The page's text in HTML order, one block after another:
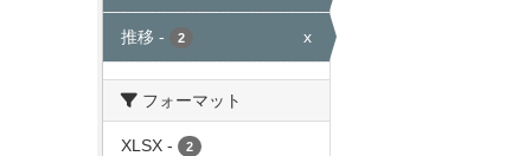
推移 - 2 x
フォーマット
XLSX - 2